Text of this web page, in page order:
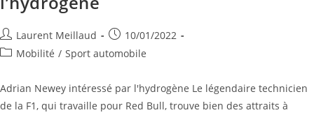
Laurent Meillaud
10/01/2022
Mobilité / Sport automobile
Adrian Newey intéressé par l'hydrogène Le légendaire technicien
de la F1, qui travaille pour Red Bull, trouve bien des attraits à